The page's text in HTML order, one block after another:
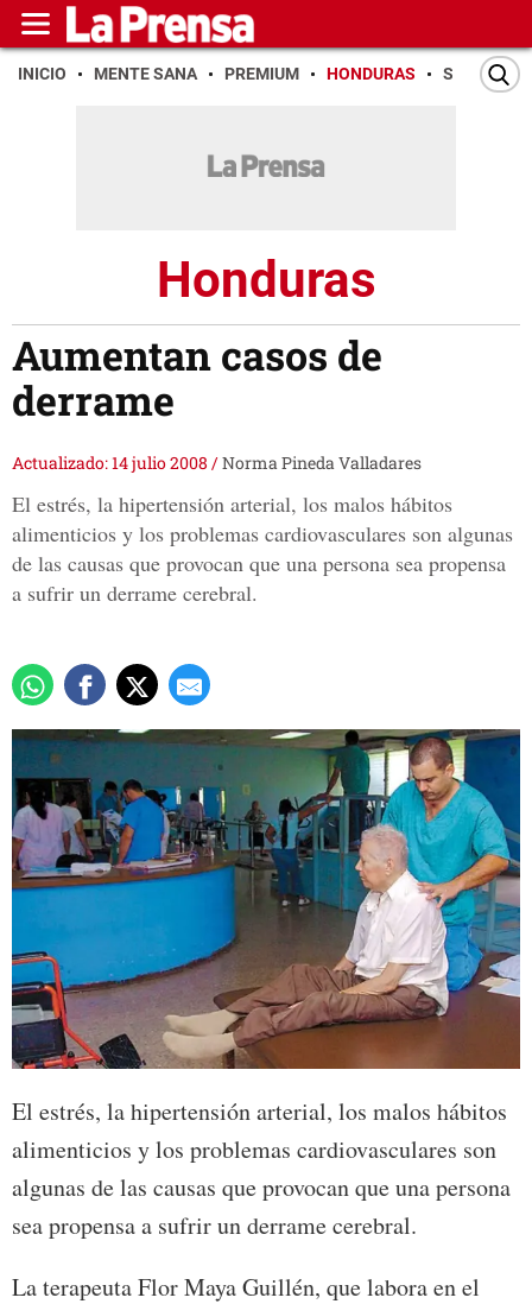
INICIO MENTE SANA PREMIUM HONDURAS SAN PEDRO
Honduras
Aumentan casos de
derrame
Actualizado: 14 julio 2008 /Norma Pineda Valladares
El estrés, la hipertensión arterial, los malos hábitos
alimenticios y los problemas cardiovasculares son algunas
de las causas que provocan que una persona sea propensa
a sufrir un derrame cerebral.
El estrés, la hipertensión arterial, los malos hábitos
alimenticios y los problemas cardiovasculares son
algunas de las causas que provocan que una persona
sea propensa a sufrir un derrame cerebral.
La terapeuta Flor Maya Guillén, que labora en el